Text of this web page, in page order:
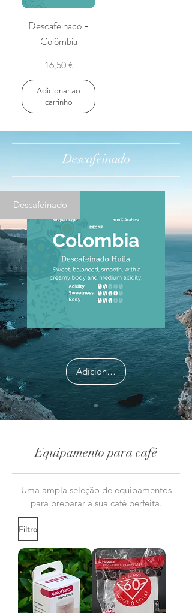
Descafeinado -
Colômbia
Preço
16,50 €
Adicionar ao
carrinho
Descafeinado
Descafeinado
Adicionar ao carrinho
Equipamento para café
Uma ampla seleção de equipamentos
para preparar a sua café perfeita.
Filtro